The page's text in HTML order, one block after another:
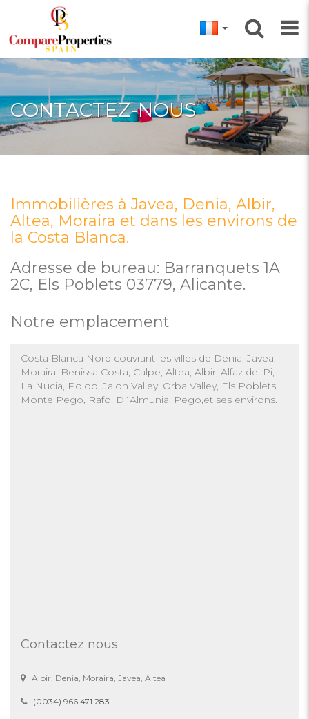
CONTACTEZ-NOUS
Immobilières à Javea, Denia, Albir,
Altea, Moraira et dans les environs de
la Costa Blanca.
Adresse de bureau: Barranquets 1A
2C, Els Poblets 03779, Alicante.
Notre emplacement
Costa Blanca Nord couvrant les villes de Denia, Javea,
Moraira, Benissa Costa, Calpe, Altea, Albir, Alfaz del Pi,
La Nucia, Polop, Jalon Valley, Orba Valley, Els Poblets,
Monte Pego, Rafol D´Almunia, Pego,et ses environs.
Contactez nous
Albir, Denia, Moraira, Javea, Altea
(0034) 966 471 283